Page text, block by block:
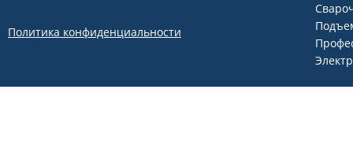
Политика конфиденциальности